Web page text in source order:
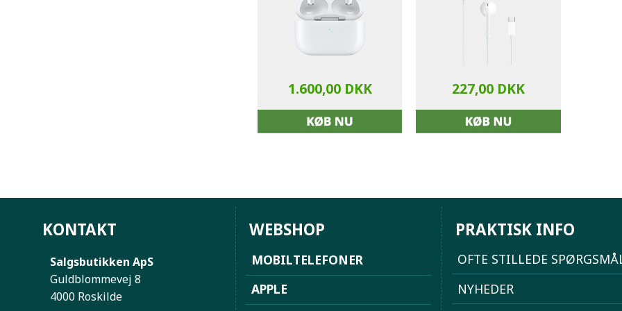
1.600,00 DKK 227,00 DKK
KONTAKT
Salgsbutikken ApS
Guldblommevej 8
4000 Roskilde
WEBSHOP
MOBILTELEFONER
APPLE
PRAKTISK INFO
OFTE STILLEDE
NYHEDER